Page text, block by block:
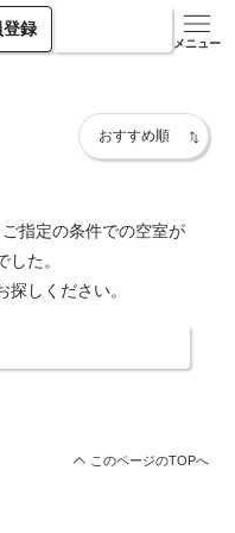
登録
メニュー
指定の条件での空室が
した。
しください。
このページのTOPへ